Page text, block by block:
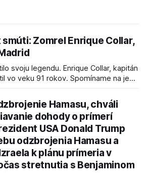
Zomrel Enrique Collar,
svoju legendu. Enrique Collar, kapitán
vo veku 91 rokov. Spomíname na jeho
Hamasu, chváli
dohody o prímerí
USA Donald Trump
odzbrojenia Hamasu a
k plánu prímeria v
stretnutia s Benjaminom